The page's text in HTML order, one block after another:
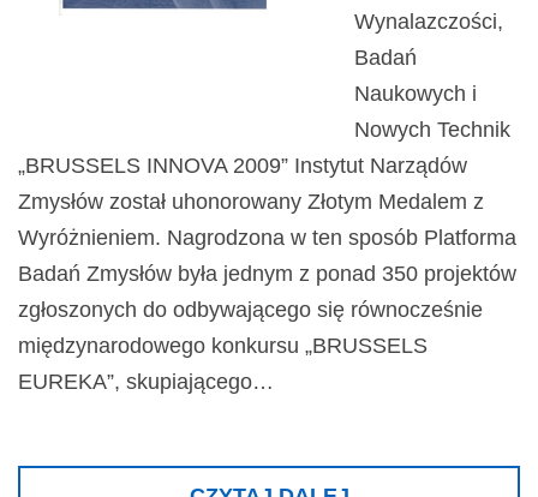
Wynalazczości,
Badań
Naukowych i
Nowych Technik
„BRUSSELS INNOVA 2009” Instytut Narządów
Zmysłów został uhonorowany Złotym Medalem z
Wyróżnieniem. Nagrodzona w ten sposób Platforma
Badań Zmysłów była jednym z ponad 350 projektów
zgłoszonych do odbywającego się równocześnie
międzynarodowego konkursu „BRUSSELS
EUREKA”, skupiającego…